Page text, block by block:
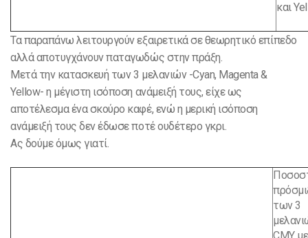
και
Τα παραπάνω λειτουργούν εξαιρετικά σε θεωρητικό επίπεδο
αλλά αποτυγχάνουν παταγωδώς στην πράξη.
Μετά την κατασκευή των 3 μελανιών -Cyan, Magenta &
Yellow- η μέγιστη ισόποση ανάμειξή τους, είχε ως
αποτέλεσμα ένα σκούρο καφέ, ενώ η μερική ισόποση
ανάμειξή τους δεν έδωσε ποτέ ουδέτερο γκρι.
Ας δούμε όμως γιατί.
των 3